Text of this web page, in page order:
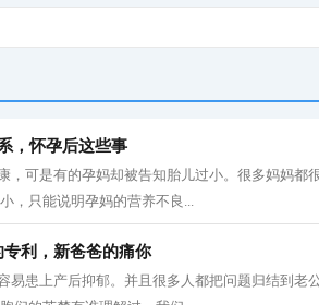
，怀孕后这些事
，可是有的孕妈却被告知胎儿过小。很多妈妈都
，只能说明孕妈的营养不良...
利，新爸爸的痛你
易患上产后抑郁。并且很多人都把问题归结到老